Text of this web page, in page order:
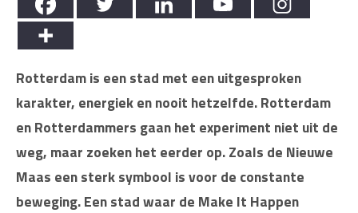
Rotterdam is een stad met een uitgesproken
karakter, energiek en nooit hetzelfde. Rotterdam
en Rotterdammers gaan het experiment niet uit de
weg, maar zoeken het eerder op. Zoals de Nieuwe
Maas een sterk symbool is voor de constante
beweging. Een stad waar de Make It Happen